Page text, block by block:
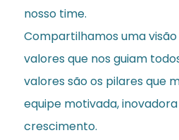
nosso time.
Compartilhamos uma
valores que nos guiam
valores são os pilares que
equipe motivada,
crescimento.